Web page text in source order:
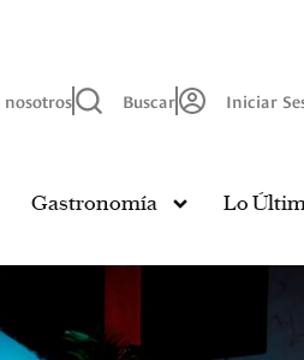
nosotros Buscar Iniciar
Gastronomía Lo